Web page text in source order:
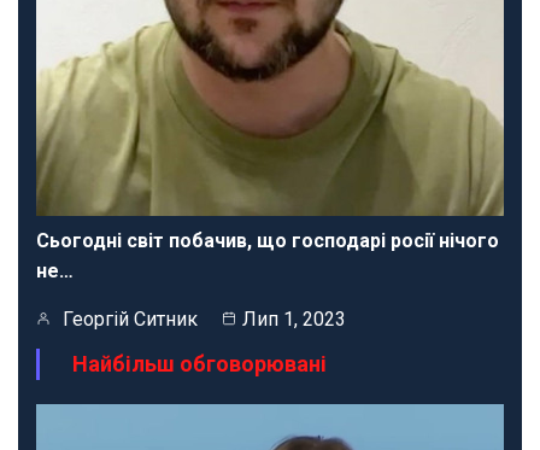
Сьогодні світ побачив, що господарі росії нічого
не…
Георгій Ситник Лип 1, 2023
Найбільш обговорювані